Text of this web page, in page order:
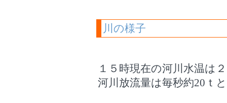
川の様子
１５時現在の河川水温は
河川放流量は毎秒約20ｔ